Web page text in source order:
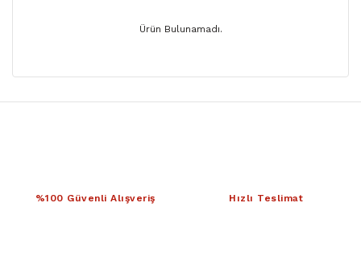
Ürün Bulunamadı.
%100 Güvenli Alışveriş Hızlı Teslimat